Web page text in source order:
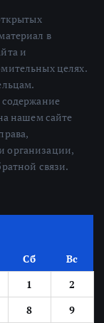
в
и
целях.
содержание
нашем сайте
организации,
связи.
Сб
Вс
1
2
8
9